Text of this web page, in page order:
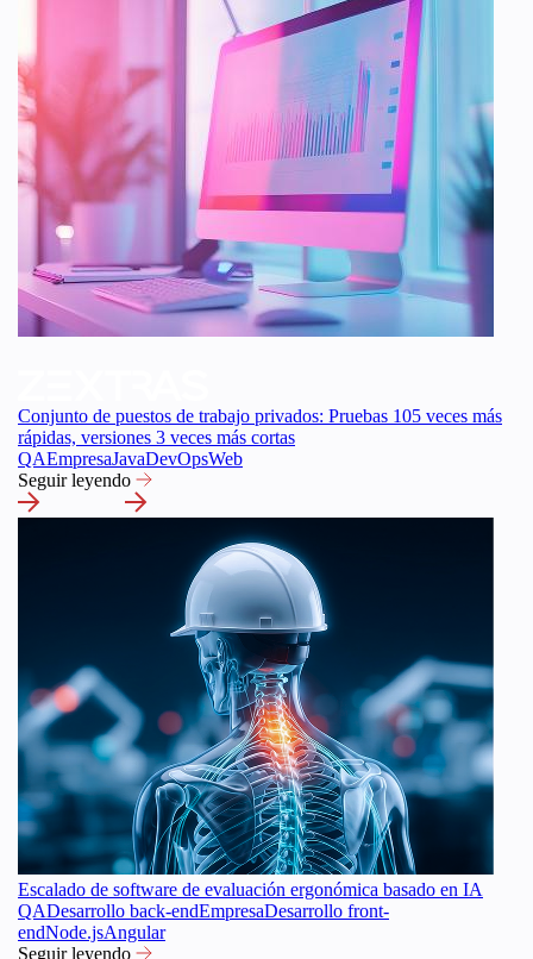
Conjunto de puestos de trabajo privados: Pruebas 105 veces más
rápidas, versiones 3 veces más cortas
QAEmpresaJavaDevOpsWeb
Seguir leyendo
Escalado de software de evaluación ergonómica basado en IA
QADesarrollo back-endEmpresaDesarrollo front-
endNode.jsAngular
Seguir leyendo